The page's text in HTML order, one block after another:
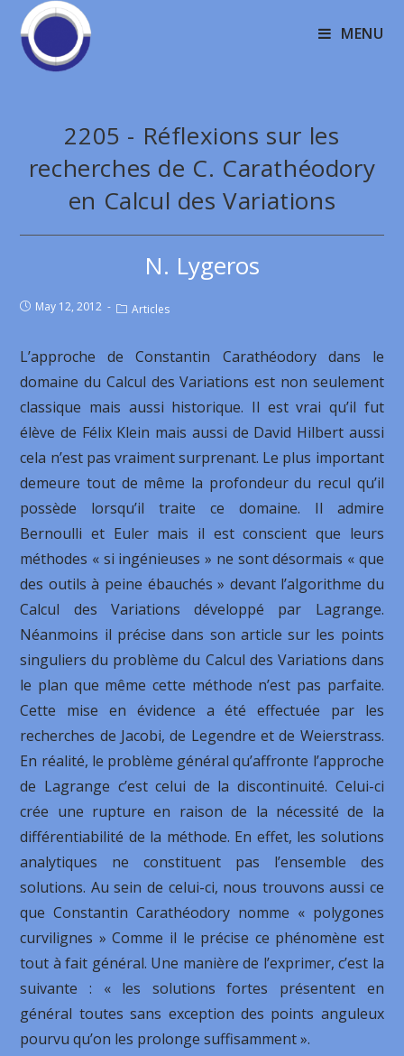
MENU
2205 - Réflexions sur les
recherches de C. Carathéodory
en Calcul des Variations
N. Lygeros
May 12, 2012 Articles
L’approche de Constantin Carathéodory dans le
domaine du Calcul des Variations est non seulement
classique mais aussi historique. Il est vrai qu’il fut
élève de Félix Klein mais aussi de David Hilbert aussi
cela n’est pas vraiment surprenant. Le plus important
demeure tout de même la profondeur du recul qu’il
possède lorsqu’il traite ce domaine. Il admire
Bernoulli et Euler mais il est conscient que leurs
méthodes « si ingénieuses » ne sont désormais « que
des outils à peine ébauchés » devant l’algorithme du
Calcul des Variations développé par Lagrange.
Néanmoins il précise dans son article sur les points
singuliers du problème du Calcul des Variations dans
le plan que même cette méthode n’est pas parfaite.
Cette mise en évidence a été effectuée par les
recherches de Jacobi, de Legendre et de Weierstrass.
En réalité, le problème général qu’affronte l’approche
de Lagrange c’est celui de la discontinuité. Celui-ci
crée une rupture en raison de la nécessité de la
différentiabilité de la méthode. En effet, les solutions
analytiques ne constituent pas l’ensemble des
solutions. Au sein de celui-ci, nous trouvons aussi ce
que Constantin Carathéodory nomme « polygones
curvilignes » Comme il le précise ce phénomène est
tout à fait général. Une manière de l’exprimer, c’est la
suivante : « les solutions fortes présentent en
général toutes sans exception des points anguleux
pourvu qu’on les prolonge suffisamment ».